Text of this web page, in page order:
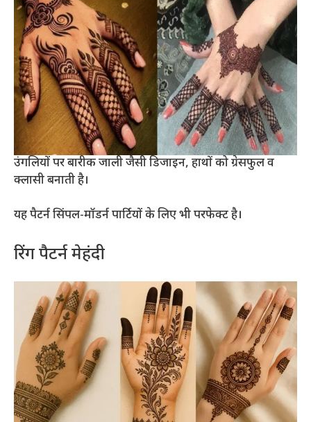
उंगलियों पर बारीक जाली जैसी डिजाइन, हाथों को ग्रेसफुल व
क्लासी बनाती है।
यह पैटर्न सिंपल-मॉडर्न पार्टियों के लिए भी परफेक्ट है।
रिंग पैटर्न मेहंदी